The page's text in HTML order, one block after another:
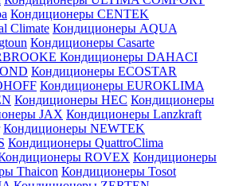
Кондиционеры CENTEK
Climate Кондиционеры AQUA
Кондиционеры Casarte
Кондиционеры DAHACI
Кондиционеры ECOSTAR
Кондиционеры EUROKLIMA
Кондиционеры HEC Кондиционеры
JAX Кондиционеры Lanzkraft
Кондиционеры NEWTEK
Кондиционеры QuattroClima
ROVEX Кондиционеры
Thaicon Кондиционеры Tosot